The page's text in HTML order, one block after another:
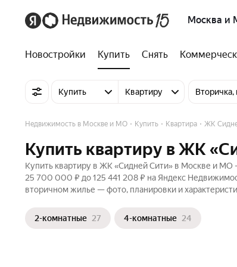
Москва и
Новостройки Купить Снять
Купить Квартиру Вторичка,
Недвижимость в Москве и МО Купить Квартира ЖК
Купить квартиру в ЖК
Купить квартиру в ЖК «Сидней Сити» в Москве и МО
25 700 000 ₽ до 125 441 208 ₽ на Яндекс
вторичном жилье — фото, планировки и
2-комнатные 27 4-комнатные 24